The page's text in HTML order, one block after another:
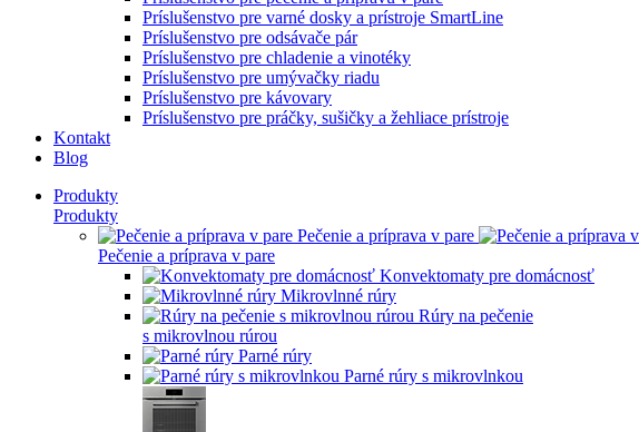
Príslušenstvo pre varné dosky a prístroje SmartLine
Príslušenstvo pre odsávače pár
Príslušenstvo pre chladenie a vinotéky
Príslušenstvo pre umývačky riadu
Príslušenstvo pre kávovary
Príslušenstvo pre práčky, sušičky a žehliace prístroje
Kontakt
Blog
Produkty
Produkty
Pečenie a príprava v pare
Pečenie a príprava v pare
Konvektomaty pre domácnosť
Mikrovlnné rúry
Rúry na pečenie
s mikrovlnou rúrou
Parné rúry
Parné rúry s mikrovlnkou